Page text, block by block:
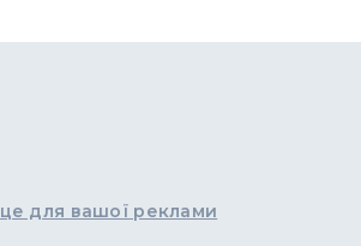
для вашої реклами